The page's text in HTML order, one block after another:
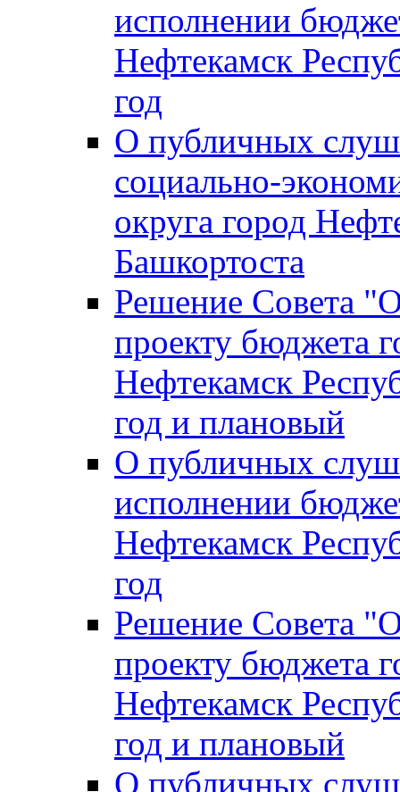
исполнении
Нефтекамск
год
О публичных
социально-
округа город
Башкортоста
Решение Совета
проекту бюджета
Нефтекамск
год и плановый
О публичных
исполнении
Нефтекамск
год
Решение Совета
проекту бюджета
Нефтекамск
год и плановый
О публичных